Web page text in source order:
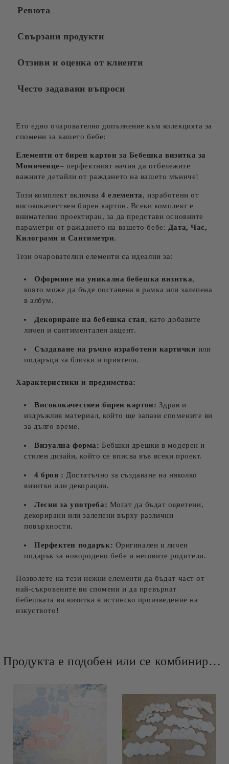
Ревюта
Свързани продукти
Отзиви и оценка от клиенти
Често задавани въпроси
Ето едно очарователно допълнение към колекцията за
спомени за вашето бебе:
Елементи от бирен картон за Бебешка визитка за
Момиченце– перфектният начин да отбележите
важните детайли от раждането на вашето мъниче!
Този комплект включва4 елемента, изработени от
висококачествен бирен картон. Всеки комплект е
внимателно проектиран, за да представи основните
параметри от раждането на вашето бебе: Дата, Час,
Килограми и Сантиметри.
Тези очарователни елементи са идеални за:
Оформяне на уникална бебешка визитка,
която може да бъде поставена в рамка или залепена
в албум.
Декориране на бебешка стая, като добавите
личен и сантиментален акцент.
Създаване на ръчно изработени картички или
подаръци за близки и приятели.
Характеристики и предимства:
Висококачествен бирен картон: Здрав и
издръжлив материал, който ще запази спомените ви
за дълго време.
Визуална форма: Бебшки дрешки в модерен и
стилен дизайн, който се вписва във всеки проект.
4 броя : Достатъчно за създаване на няколко
визитки или декорации.
Лесни за употреба: Могат да бъдат оцветени,
декорирани или залепени върху различни
повърхности.
Перфектен подарък: Оригинален и личен
подарък за новородено бебе и неговите родители.
Позволете на тези нежни елементи да бъдат част от
най-съкровените ви спомени и да превърнат
бебешката ви визитка в истинско произведение на
изкуството!
Продукта е подобен или се комбинира добре и със следните продукти :